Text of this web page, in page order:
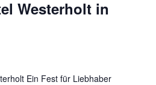
Westerholt in
Ein Fest für Liebhaber